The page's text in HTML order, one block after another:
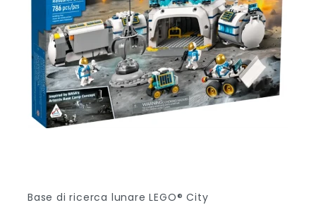
Base di ricerca lunare LEGO® City